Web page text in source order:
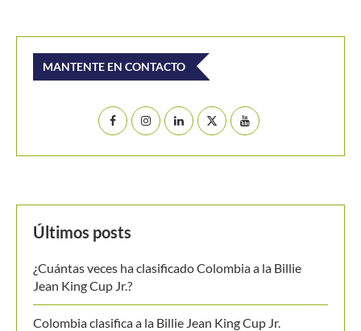
MANTENTE EN CONTACTO
Últimos posts
¿Cuántas veces ha clasificado Colombia a la Billie
Jean King Cup Jr.?
Colombia clasifica a la Billie Jean King Cup Jr.